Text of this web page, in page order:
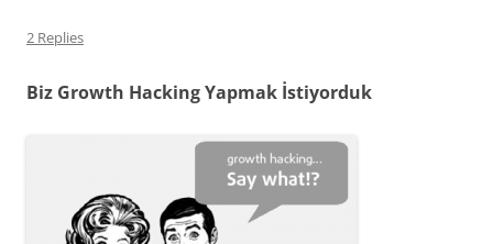
2 Replies
Biz Growth Hacking Yapmak İstiyorduk